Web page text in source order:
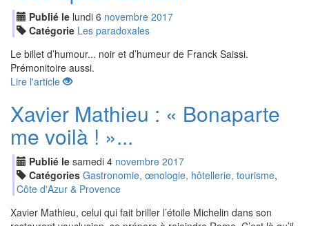
Publié le lundi 6 novembre 2017
Catégorie Les paradoxales
Le billet d’humour... noir et d’humeur de Franck Saissi.
Prémonitoire aussi.
Lire l'article
Xavier Mathieu : « Bonaparte
me voilà ! »...
Publié le samedi 4 novembre 2017
Catégories Gastronomie, œnologie, hôtellerie, tourisme,
Côte d'Azur & Provence
Xavier Mathieu, celui qui fait briller l’étoile Michelin dans son